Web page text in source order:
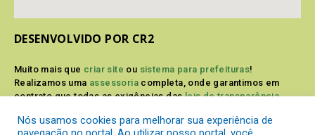
DESENVOLVIDO POR CR2
Muito mais que criar site ou sistema para prefeituras!
Realizamos uma assessoria completa, onde garantimos em
contrato que todas as exigências dasleis de transparência
Nós usamos cookies para melhorar sua experiência de